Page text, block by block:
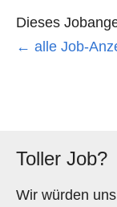
Dieses
← alle Job-
Toller Job?
Wir würden